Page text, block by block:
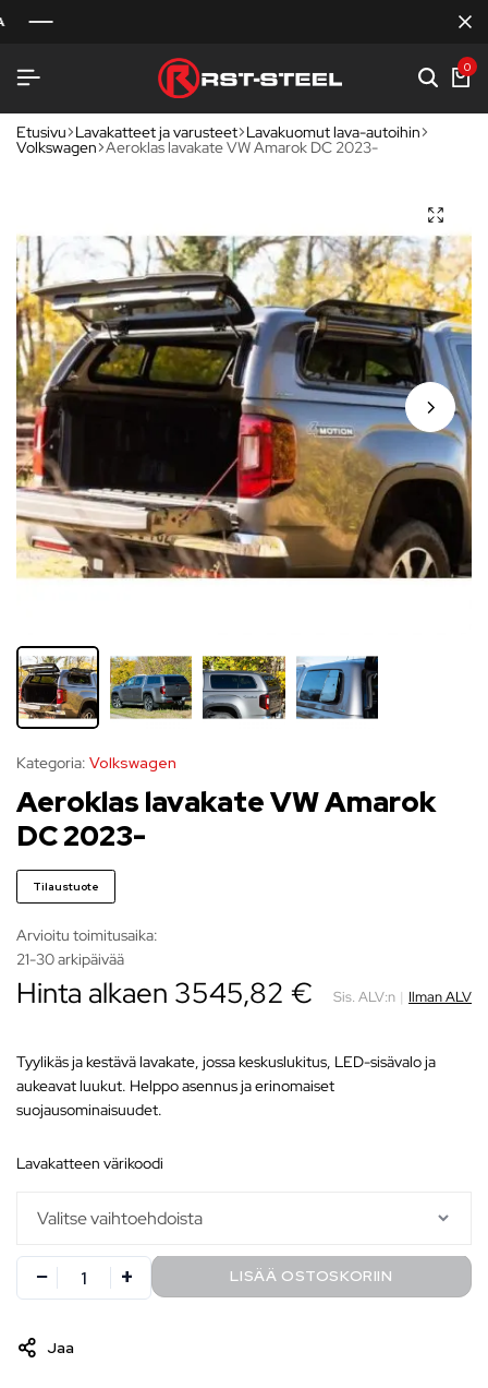
0
Etusivu Lavakatteet ja varusteet Lavakuomut lava-autoihin
Volkswagen Aeroklas lavakate VW Amarok DC 2023-
Kategoria: Volkswagen
Aeroklas lavakate VW Amarok
DC 2023-
Tilaustuote
Arvioitu toimitusaika:
21-30 arkipäivää
Hinta alkaen 3545,82 € Sis. ALV:n | Ilman ALV
Tyylikäs ja kestävä lavakate, jossa keskuslukitus, LED-sisävalo ja
aukeavat luukut. Helppo asennus ja erinomaiset
suojausominaisuudet.
lavakatteen värikoodi
LISÄÄ OSTOSKORIIN
Jaa